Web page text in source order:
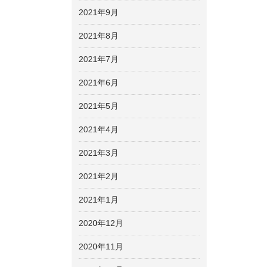
2021年9月
2021年8月
2021年7月
2021年6月
2021年5月
2021年4月
2021年3月
2021年2月
2021年1月
2020年12月
2020年11月